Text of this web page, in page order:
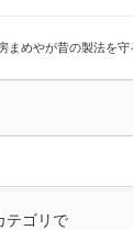
まめやが昔の製法を守
テゴリで